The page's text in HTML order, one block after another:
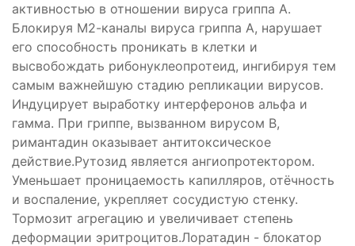
активностью в отношении вируса гриппа А.
Блокируя М2-каналы вируса гриппа А, нарушает
его способность проникать в клетки и
высвобождать рибонуклеопротеид, ингибируя тем
самым важнейшую стадию репликации вирусов.
Индуцирует выработку интерферонов альфа и
гамма. При гриппе, вызванном вирусом В,
римантадин оказывает антитоксическое
действие.Рутозид является ангиопротектором.
Уменьшает проницаемость капилляров, отёчность
и воспаление, укрепляет сосудистую стенку.
Тормозит агрегацию и увеличивает степень
деформации эритроцитов.Лоратадин - блокатор